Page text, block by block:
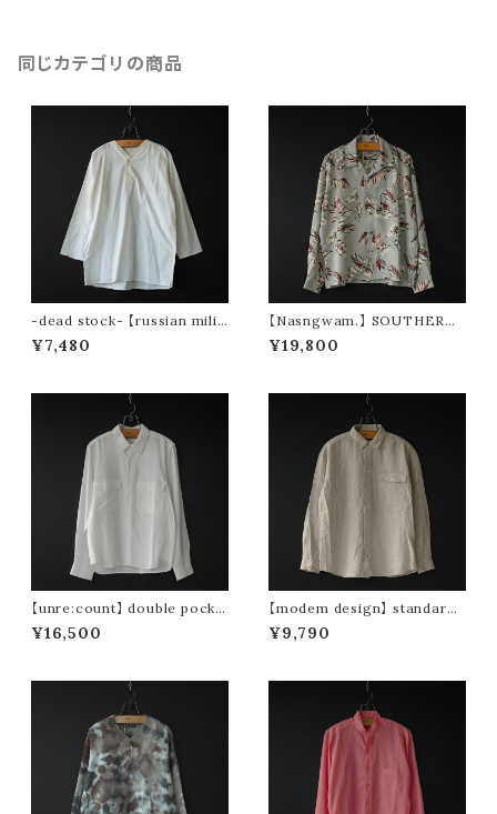
同じカテゴリの商品
-dead stock- 【russian milit
ary】 80's sleeping shirt
¥7,480
【Nasngwam.】 SOUTHERN
SHIRTS (gray)
¥19,800
【unre:count】 double pocke
t tencel shirt (off white)
¥16,500
【modem design】 standard l
inen shirt (sand)
¥9,790